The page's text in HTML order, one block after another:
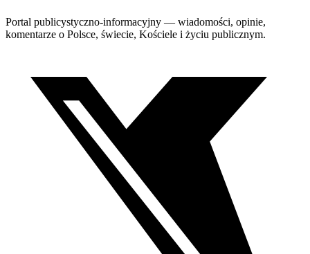
Portal publicystyczno-informacyjny — wiadomości, opinie,
komentarze o Polsce, świecie, Kościele i życiu publicznym.